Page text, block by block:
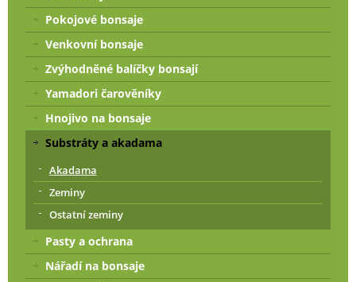
Pokojové bonsaje
Venkovní bonsaje
Zvýhodněné balíčky bonsají
Yamadori čarověníky
Hnojivo na bonsaje
Substráty a akadama
Akadama
Zeminy
Ostatní zeminy
Pasty a ochrana
Nářadí na bonsaje